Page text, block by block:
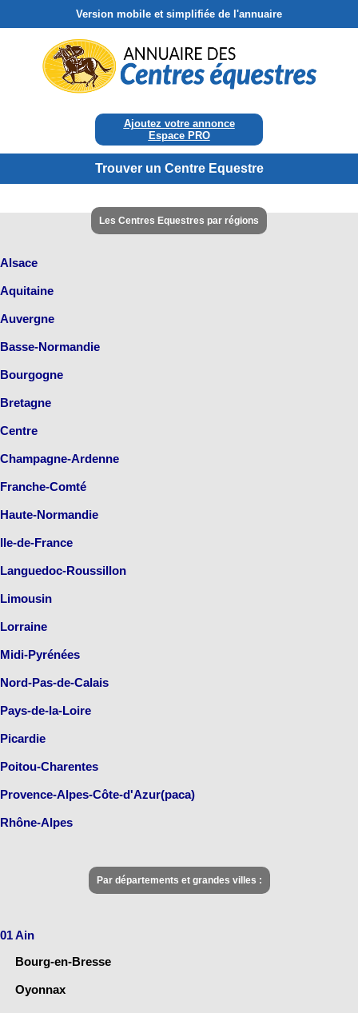
Version mobile et simplifiée de l'annuaire
Ajoutez votre annonce
Espace PRO
Trouver un Centre Equestre
Les Centres Equestres par régions
Alsace
Aquitaine
Auvergne
Basse-Normandie
Bourgogne
Bretagne
Centre
Champagne-Ardenne
Franche-Comté
Haute-Normandie
Ile-de-France
Languedoc-Roussillon
Limousin
Lorraine
Midi-Pyrénées
Nord-Pas-de-Calais
Pays-de-la-Loire
Picardie
Poitou-Charentes
Provence-Alpes-Côte-d'Azur(paca)
Rhône-Alpes
Par départements et grandes villes :
01 Ain
Bourg-en-Bresse
Oyonnax